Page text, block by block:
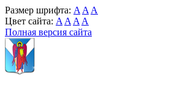
Размер шрифта: A A A
Цвет сайта: A A A A
Полная версия сайта